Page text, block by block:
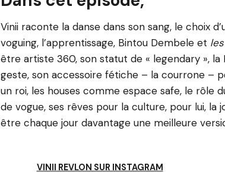
Vinii raconte la danse dans son sang, le choix
voguing, l’apprentissage, Bintou Dembele et
être artiste 360, son statut de « legendary », la
geste, son accessoire fétiche – la courrone –
un roi, les houses comme espace safe, le rôle
de vogue, ses rêves pour la culture, pour lui, la
être chaque jour davantage une meilleure
VINII REVLON SUR INSTAGRAM